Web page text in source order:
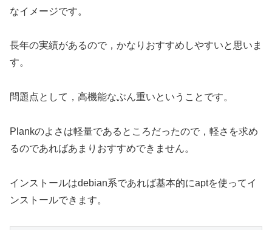
なイメージです。
長年の実績があるので，かなりおすすめしやすいと思いま
す。
問題点として，高機能なぶん重いということです。
Plankのよさは軽量であるところだったので，軽さを求め
るのであればあまりおすすめできません。
インストールはdebian系であれば基本的にaptを使ってイ
ンストールできます。